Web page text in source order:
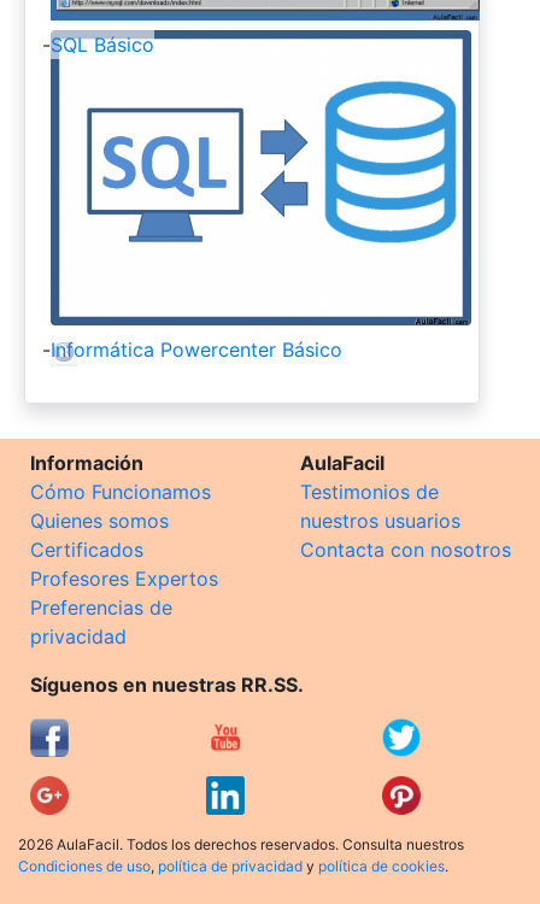
-SQL Básico
-Informática Powercenter Básico
Información
Cómo Funcionamos
Quienes somos
Certificados
Profesores Expertos
Preferencias de
privacidad
AulaFacil
Testimonios de
nuestros usuarios
Contacta con nosotros
Síguenos en nuestras RR.SS.
2026 AulaFacil. Todos los derechos reservados. Consulta nuestros
Condiciones de uso, política de privacidad y política de cookies.